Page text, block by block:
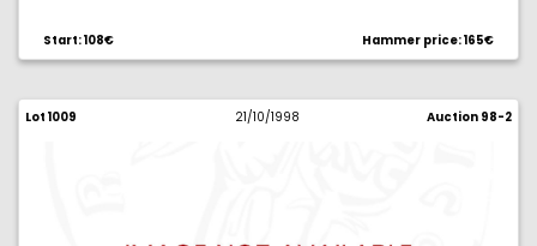
Start: 108€ Hammer price: 165€
Lot 1009 21/10/1998 Auction 98-2